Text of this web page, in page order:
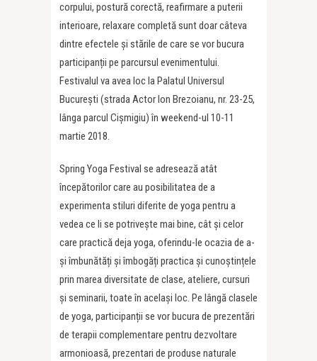
corpului, postură corectă, reafirmare a puterii
interioare, relaxare completă sunt doar câteva
dintre efectele și stările de care se vor bucura
participanții pe parcursul evenimentului.
Festivalul va avea loc la Palatul Universul
București (strada Actor Ion Brezoianu, nr. 23-25,
lânga parcul Cișmigiu) în weekend-ul 10-11
martie 2018.
Spring Yoga Festival se adresează atât
începătorilor care au posibilitatea de a
experimenta stiluri diferite de yoga pentru a
vedea ce li se potrivește mai bine, cât și celor
care practică deja yoga, oferindu-le ocazia de a-
și îmbunătăți și îmbogăți practica și cunoștințele
prin marea diversitate de clase, ateliere, cursuri
și seminarii, toate în același loc. Pe lângă clasele
de yoga, participanții se vor bucura de prezentări
de terapii complementare pentru dezvoltare
armonioasă, prezentari de produse naturale